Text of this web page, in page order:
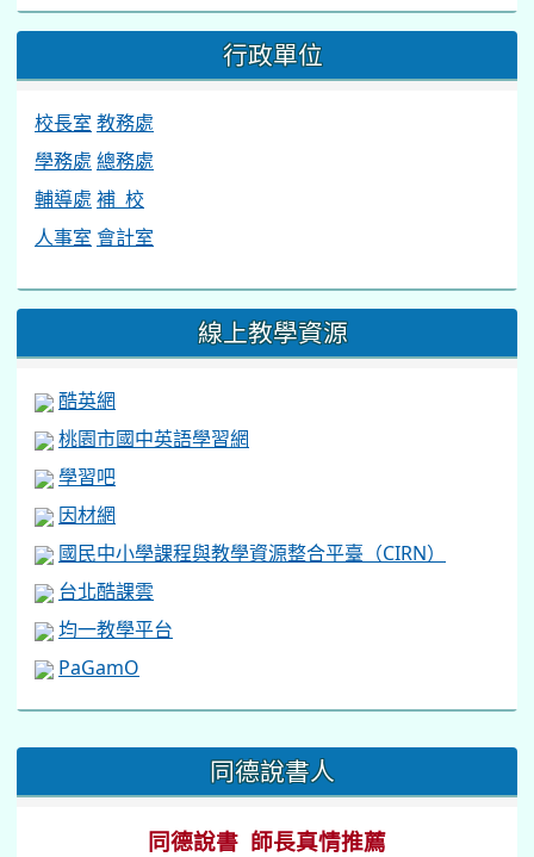
行政單位
校長室 教務處
學務處 總務處
輔導處 補 校
人事室 會計室
線上教學資源
酷英網
桃園市國中英語學習網
學習吧
因材網
國民中小學課程與教學資源整合平臺（CIRN）
台北酷課雲
均一教學平台
PaGamO
::: 同德說書人
同德說書 師長真情推薦